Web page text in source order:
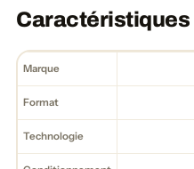
Caractéristiques
Marque
Format
Technologie